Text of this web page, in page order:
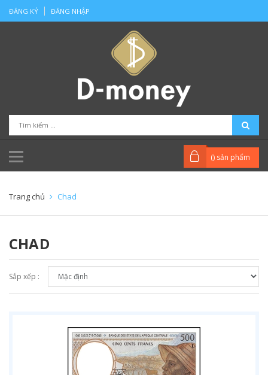
ĐĂNG KÝ ĐĂNG NHẬP
() sản phẩm
Trang chủ Chad
CHAD
Sắp xếp :